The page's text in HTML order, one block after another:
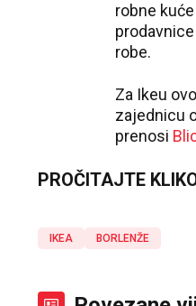
robne
robe.
Za Ikeu
zajednicu
prenosi
PROČITAJTE
IKEA BORLENŽE